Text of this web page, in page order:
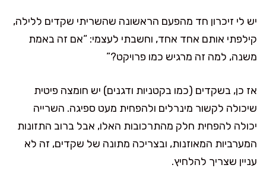
יש לי זיכרון חד מהפעם הראשונה שהשריתי שקדים ללילה,
קילפתי אותם אחד אחד, וחשבתי לעצמי: “אם זה באמת
משנה, למה זה מרגיש כמו פרויקט?”
אז כן, בשקדים (כמו בקטניות ודגנים) יש חומצה פיטית
שיכולה לקשור מינרלים ולהפחית מעט ספיגה. השרייה
יכולה להפחית חלק מהתרכובות האלו, אבל ברוב התזונות
המערביות המאוזנות, ובצריכה מתונה של שקדים, זה לא
עניין שצריך להלחיץ.